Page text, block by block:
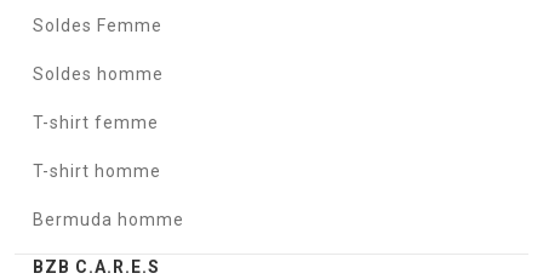
Soldes Femme
Soldes homme
T-shirt femme
T-shirt homme
Bermuda homme
BZB C.A.R.E.S